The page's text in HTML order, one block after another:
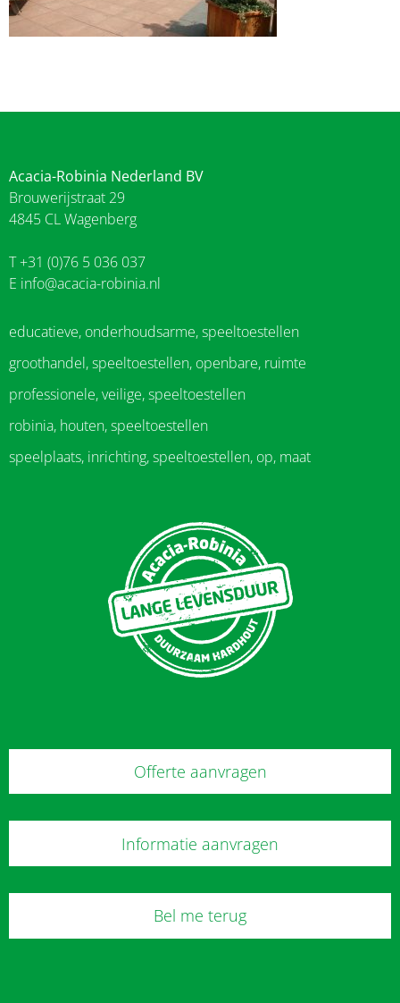
Acacia-Robinia Nederland BV
Brouwerijstraat 29
4845 CL Wagenberg
T +31 (0)76 5 036 037
E info@acacia-robinia.nl
educatieve, onderhoudsarme, speeltoestellen
groothandel, speeltoestellen, openbare, ruimte
professionele, veilige, speeltoestellen
robinia, houten, speeltoestellen
speelplaats, inrichting, speeltoestellen, op, maat
Offerte aanvragen
Informatie aanvragen
Bel me terug